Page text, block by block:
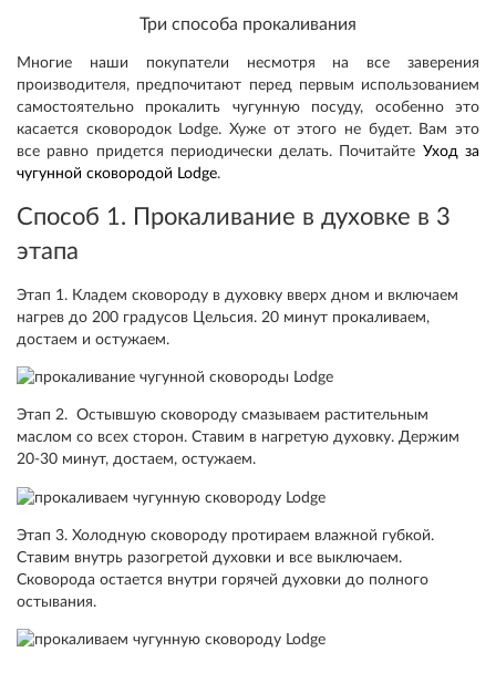
Три способа прокаливания
Многие наши покупатели несмотря на все заверения
производителя, предпочитают перед первым использованием
самостоятельно прокалить чугунную посуду, особенно это
касается сковородок Lodge. Хуже от этого не будет. Вам это
все равно придется периодически делать. Почитайте Уход за
чугунной сковородой Lodge.
Способ 1. Прокаливание в духовке в 3
этапа
Этап 1. Кладем сковороду в духовку вверх дном и включаем
нагрев до 200 градусов Цельсия. 20 минут прокаливаем,
достаем и остужаем.
Этап 2. Остывшую сковороду смазываем растительным
маслом со всех сторон. Ставим в нагретую духовку. Держим
20-30 минут, достаем, остужаем.
Этап 3. Холодную сковороду протираем влажной губкой.
Ставим внутрь разогретой духовки и все выключаем.
Сковорода остается внутри горячей духовки до полного
остывания.